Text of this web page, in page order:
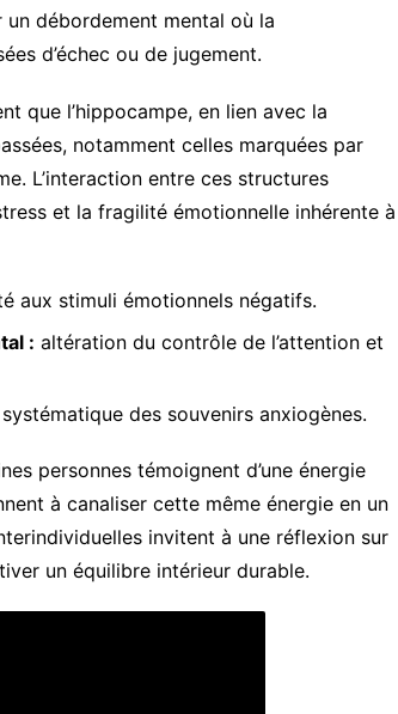
débordement mental où la
d’échec ou de jugement.
que l’hippocampe, en lien avec la
notamment celles marquées par
L’interaction entre ces structures
et la fragilité émotionnelle inhérente à
aux stimuli émotionnels négatifs.
: altération du contrôle de l’attention et
des souvenirs anxiogènes.
personnes témoignent d’une énergie
à canaliser cette même énergie en un
invitent à une réflexion sur
un équilibre intérieur durable.